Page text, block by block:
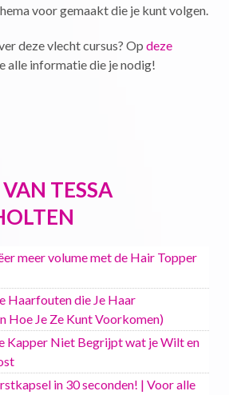
voor gemaakt die je kunt volgen.
deze vlecht cursus? Op deze
alle informatie die je nodig!
TESSA
meer volume met de Hair Topper
Haarfouten die Je Haar
Hoe Je Ze Kunt Voorkomen)
Kapper Niet Begrijpt wat je Wilt en
in 30 seconden! | Voor alle